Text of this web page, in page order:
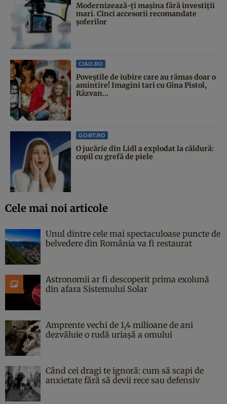
Modernizează-ți mașina fără investiții
mari. Cinci accesorii recomandate
șoferilor
CIAO.RO
Poveştile de iubire care au rămas doar o
amintire! Imagini tari cu Gina Pistol,
Răzvan...
GO4IT.RO
O jucărie din Lidl a explodat la căldură:
copil cu grefă de piele
Cele mai noi articole
Unul dintre cele mai spectaculoase puncte de
belvedere din România va fi restaurat
Astronomii ar fi descoperit prima exolună
din afara Sistemului Solar
Amprente vechi de 1,4 milioane de ani
dezvăluie o rudă uriașă a omului
Când cei dragi te ignoră: cum să scapi de
anxietate fără să devii rece sau defensiv